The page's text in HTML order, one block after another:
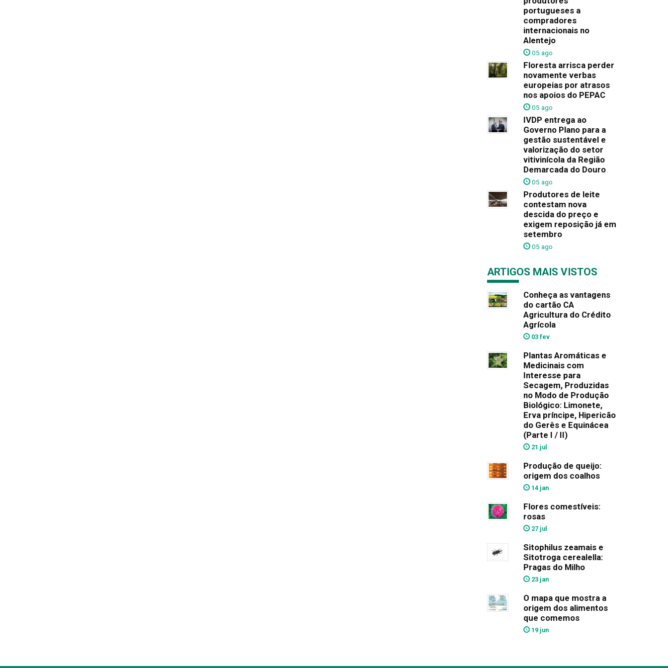
portugueses a
compradores
internacionais no
Alentejo
05 ago
Floresta arrisca perder
novamente verbas
europeias por atrasos
nos apoios do PEPAC
05 ago
IVDP entrega ao
Governo Plano para a
gestão sustentável e
valorização do setor
vitivinícola da Região
Demarcada do Douro
05 ago
Produtores de leite
contestam nova
descida do preço e
exigem reposição já em
setembro
05 ago
ARTIGOS MAIS VISTOS
Conheça as vantagens
do cartão CA
Agricultura do Crédito
Agrícola
03 fev
Plantas Aromáticas e
Medicinais com
Interesse para
Secagem, Produzidas
no Modo de Produção
Biológico: Limonete,
Erva príncipe, Hipericão
do Gerês e Equinácea
(Parte I / II)
21 jul
Produção de queijo:
origem dos coalhos
14 jan
Flores comestíveis:
rosas
27 jul
Sitophilus zeamais e
Sitotroga cerealella:
Pragas do Milho
23 jan
O mapa que mostra a
origem dos alimentos
que comemos
19 jun